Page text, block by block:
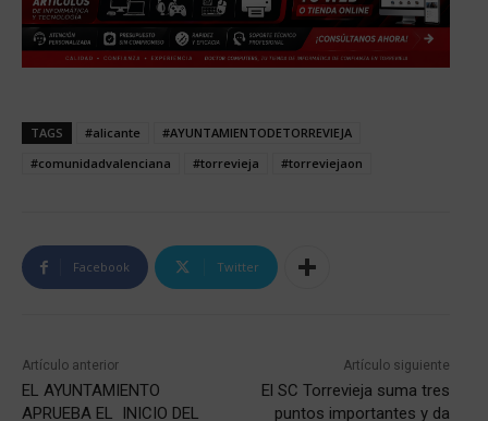
TAGS #alicante
#AYUNTAMIENTODETORREVIEJA
#comunidadvalenciana
#torrevieja #torreviejaon
Facebook Twitter
Artículo anterior
EL AYUNTAMIENTO
APRUEBA EL INICIO DEL
Artículo siguiente
El SC Torrevieja suma tres
puntos importantes y da